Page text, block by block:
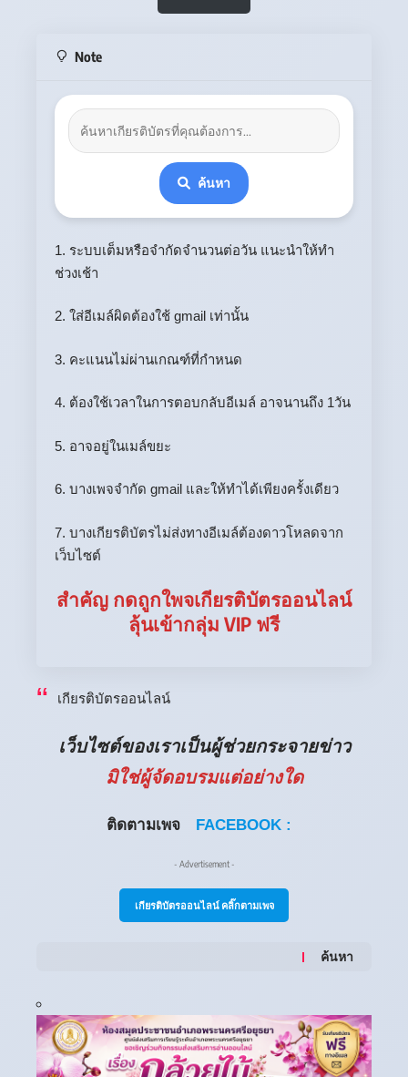
Note
ค้นหา
1. ระบบเต็มหรือจำกัดจำนวนต่อวัน แนะนำให้ทำ
ช่วงเช้า
2. ใส่อีเมล์ผิดต้องใช้ gmail เท่านั้น
3. คะแนนไม่ผ่านเกณฑ์ที่กำหนด
4. ต้องใช้เวลาในการตอบกลับอีเมล์ อาจนานถึง 1วัน
5. อาจอยู่ในเมล์ขยะ
6. บางเพจจำกัด gmail และให้ทำได้เพียงครั้งเดียว
7. บางเกียรติบัตรไม่ส่งทางอีเมล์ต้องดาวโหลดจาก
เว็บไซต์
สำคัญ กดถูกใพจเกียรติบัตรออนไลน์
ลุ้นเข้ากลุ่ม VIP ฟรี
เกียรติบัตรออนไลน์
เว็บไซต์ของเราเป็นผู้ช่วยกระจายข่าว
มิใช่ผู้จัดอบรมแต่อย่างใด
ติดตามเพจ FACEBOOK :
- Advertisement -
เกียรติบัตรออนไลน์ คลิ๊กตามเพจ
ค้นหา